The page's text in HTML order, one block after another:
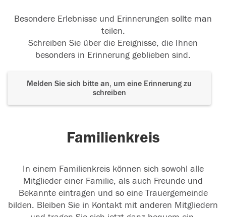
Besondere Erlebnisse und Erinnerungen sollte man
teilen.
Schreiben Sie über die Ereignisse, die Ihnen
besonders in Erinnerung geblieben sind.
Melden Sie sich bitte an, um eine Erinnerung zu
schreiben
Familienkreis
In einem Familienkreis können sich sowohl alle
Mitglieder einer Familie, als auch Freunde und
Bekannte eintragen und so eine Trauergemeinde
bilden. Bleiben Sie in Kontakt mit anderen Mitgliedern